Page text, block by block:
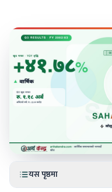
यस पृष्ठमा